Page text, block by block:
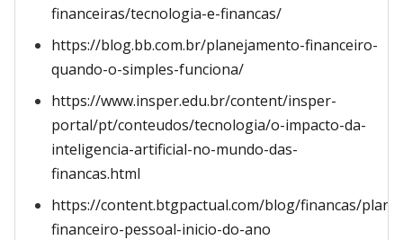
financeiras/tecnologia-e-financas/
https://blog.bb.com.br/planejamento-financeiro-
quando-o-simples-funciona/
https://www.insper.edu.br/content/insper-
portal/pt/conteudos/tecnologia/o-impacto-da-
inteligencia-artificial-no-mundo-das-
financas.html
https://content.btgpactual.com/blog/financas/
financeiro-pessoal-inicio-do-ano